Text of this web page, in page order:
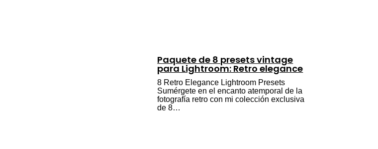
Paquete de 8 presets vintage
para Lightroom: Retro elegance
8 Retro Elegance Lightroom Presets
Sumérgete en el encanto atemporal de la
fotografía retro con mi colección exclusiva
de 8…